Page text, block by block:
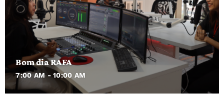
Bom dia RAFA
7:00 AM - 10:00 AM